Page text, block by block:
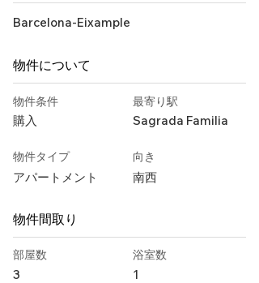
Barcelona-Eixample
物件について
物件条件
購入
最寄り駅
Sagrada Familia
物件タイプ
アパートメント
向き
南西
物件間取り
部屋数
3
浴室数
1